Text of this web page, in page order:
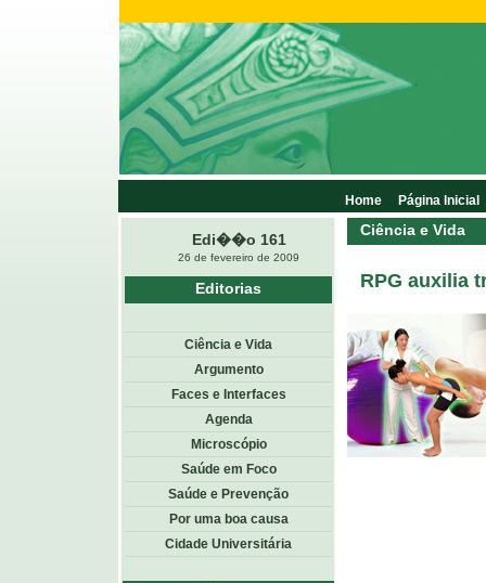
Edi��o 161
26 de fevereiro de 2009
Ciência e Vida
RPG auxilia
Editorias
Ciência e Vida
Argumento
Faces e Interfaces
Agenda
Microscópio
Saúde em Foco
Saúde e Prevenção
Por uma boa causa
Cidade Universitária
Home Página Inicial